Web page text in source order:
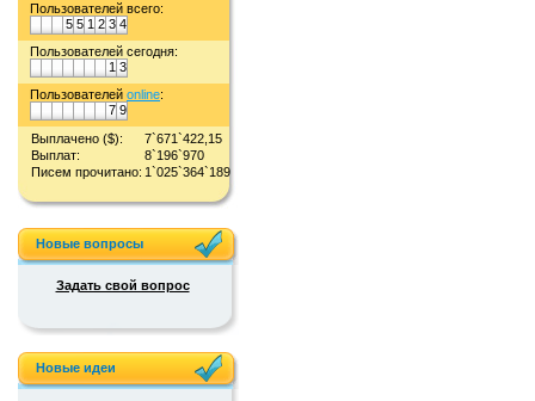
Пользователей всего:
5 5 1 2 3 4
Пользователей сегодня:
1 3
Пользователей online:
7 9
Выплачено ($):
7`671`422,15
Выплат:
8`196`970
Писем прочитано: 1`025`364`189
Новые вопросы
Задать свой вопрос
Новые идеи